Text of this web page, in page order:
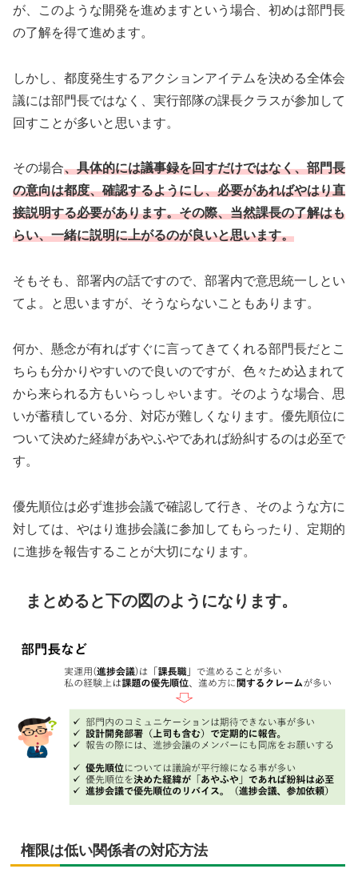
が、このような開発を進めますという場合、初めは部門長
の了解を得て進めます。
しかし、都度発生するアクションアイテムを決める全体会
議には部門長ではなく、実行部隊の課長クラスが参加して
回すことが多いと思います。
その場合、具体的には議事録を回すだけではなく、部門長
の意向は都度、確認するようにし、必要があればやはり直
接説明する必要があります。その際、当然課長の了解はも
らい、一緒に説明に上がるのが良いと思います。
そもそも、部署内の話ですので、部署内で意思統一しとい
てよ。と思いますが、そうならないこともあります。
何か、懸念が有ればすぐに言ってきてくれる部門長だとこ
ちらも分かりやすいので良いのですが、色々ため込まれて
から来られる方もいらっしゃいます。そのような場合、思
いが蓄積している分、対応が難しくなります。優先順位に
ついて決めた経緯があやふやであれば紛糾するのは必至で
す。
優先順位は必ず進捗会議で確認して行き、そのような方に
対しては、やはり進捗会議に参加してもらったり、定期的
に進捗を報告することが大切になります。
まとめると下の図のようになります。
権限は低い関係者の対応方法